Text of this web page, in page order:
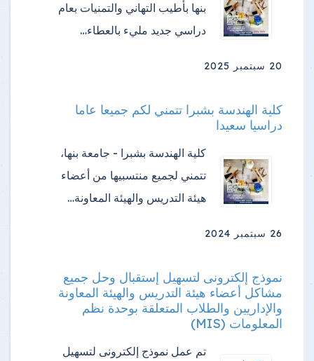
بنها بأطيب التهاني والتمنيات بعام
دراسي جديد مليء بالعطاء…
20 سبتمبر 2025
كلية الهندسة بشبرا تتمني لكم جميعا عاما
دراسيا سعيدا
كلية الهندسة بشبرا - جامعة بنها،
تتمني لجميع منتسبيها من أعضاء
هيئة التدريس والهيئة المعاونة…
26 سبتمبر 2024
نموذج إلكترونى لتسهيل إستقبال وحل جميع
مشاكل أعضاء هيئة التدريس والهيئة المعاونة
والإداريين والطلاب المتعلقة بوحدة نظم
المعلومات (MIS)
تم عمل نموذج إلكترونى لتسهيل